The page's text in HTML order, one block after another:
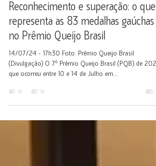
AGL Associação Gaucha de Laticinistas e Laticínios
14 de jul. de 2024
3 min de leitura
Reconhecimento e superação: o que
representa as 83 medalhas gaúchas
no Prêmio Queijo Brasil
14/07/24 - 17h30 Foto: Prêmio Queijo Brasil